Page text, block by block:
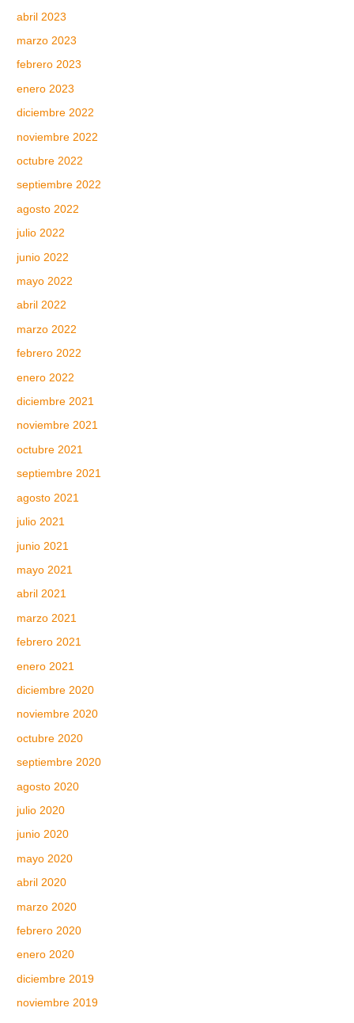
abril 2023
marzo 2023
febrero 2023
enero 2023
diciembre 2022
noviembre 2022
octubre 2022
septiembre 2022
agosto 2022
julio 2022
junio 2022
mayo 2022
abril 2022
marzo 2022
febrero 2022
enero 2022
diciembre 2021
noviembre 2021
octubre 2021
septiembre 2021
agosto 2021
julio 2021
junio 2021
mayo 2021
abril 2021
marzo 2021
febrero 2021
enero 2021
diciembre 2020
noviembre 2020
octubre 2020
septiembre 2020
agosto 2020
julio 2020
junio 2020
mayo 2020
abril 2020
marzo 2020
febrero 2020
enero 2020
diciembre 2019
noviembre 2019